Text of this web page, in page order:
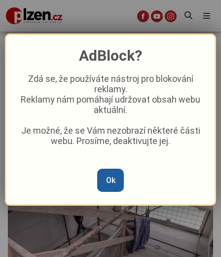
Učebny i sportoviště. Plzeň během
prázdnin opravuje své základní
školy
Aktuality Z Plzně
Marie Osvaldová –25. 7. 2025|09:24
AdBlock?
Zdá se, že používáte nástroj pro blokování
reklamy.
Reklamy nám pomáhají udržovat obsah webu
aktuální.
Je možné, že se Vám nezobrazí některé části
webu. Prosíme, deaktivujte jej.
Ok